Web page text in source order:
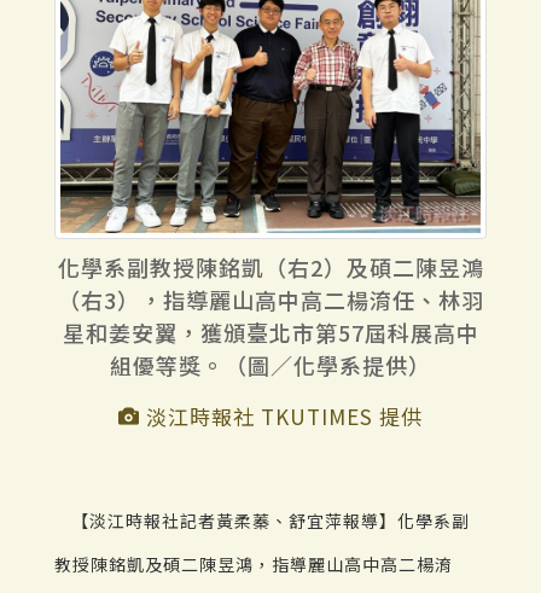
化學系副教授陳銘凱（右2）及碩二陳昱鴻
（右3），指導麗山高中高二楊淯任、林羽
星和姜安翼，獲頒臺北市第57屆科展高中
組優等獎。（圖／化學系提供）
淡江時報社 TKUTIMES 提供
【淡江時報社記者黃柔蓁、舒宜萍報導】化學系副
教授陳銘凱及碩二陳昱鴻，指導麗山高中高二楊淯